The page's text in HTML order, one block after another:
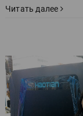
Читать далее